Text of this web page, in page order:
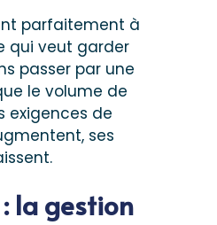
parfaitement à
qui veut garder
passer par une
le volume de
exigences de
ses
la gestion